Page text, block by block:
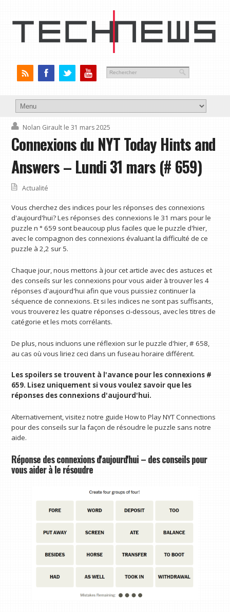
Nolan Girault le 31 mars 2025
Connexions du NYT Today Hints and
Answers – Lundi 31 mars (# 659)
Actualité
Vous cherchez des indices pour les réponses des connexions
d'aujourd'hui? Les réponses des connexions le 31 mars pour le
puzzle n ° 659 sont beaucoup plus faciles que le puzzle d'hier,
avec le compagnon des connexions évaluant la difficulté de ce
puzzle à 2,2 sur 5.
Chaque jour, nous mettons à jour cet article avec des astuces et
des conseils sur les connexions pour vous aider à trouver les 4
réponses d'aujourd'hui afin que vous puissiez continuer la
séquence de connexions. Et si les indices ne sont pas suffisants,
vous trouverez les quatre réponses ci-dessous, avec les titres de
catégorie et les mots corrélants.
De plus, nous incluons une réflexion sur le puzzle d'hier, # 658,
au cas où vous liriez ceci dans un fuseau horaire différent.
Les spoilers se trouvent à l'avance pour les connexions #
659. Lisez uniquement si vous voulez savoir que les
réponses des connexions d'aujourd'hui.
Alternativement, visitez notre guide How to Play NYT Connections
pour des conseils sur la façon de résoudre le puzzle sans notre
aide.
Réponse des connexions d'aujourd'hui – des conseils pour
vous aider à le résoudre